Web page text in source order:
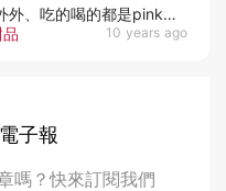
10 years ago
外、吃的喝的都是pink
子報
嗎？快來訂閱我們